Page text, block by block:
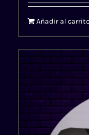
Añadir al carrito